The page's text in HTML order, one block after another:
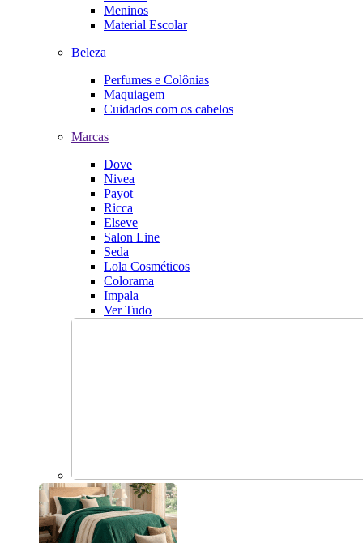
Meninos
Material Escolar
Beleza
Perfumes e Colônias
Maquiagem
Cuidados com os cabelos
Marcas
Dove
Nivea
Payot
Ricca
Elseve
Salon Line
Seda
Lola Cosméticos
Colorama
Impala
Ver Tudo